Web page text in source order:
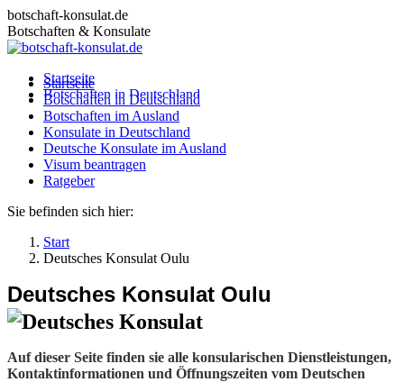
Zum
Inhalt
springen
botschaft-konsulat.de
Botschaften & Konsulate
Startseite
Botschaften in Deutschland
Botschaften im Ausland
Konsulate in Deutschland
Deutsche Konsulate im Ausland
Visum beantragen
Ratgeber
Startseite
Botschaften in Deutschland
Botschaften im Ausland
Konsulate in Deutschland
Deutsche Konsulate im Ausland
Visum beantragen
Ratgeber
Sie befinden sich hier:
Start
Deutsches Konsulat Oulu
Deutsches Konsulat Oulu
Auf dieser Seite finden sie alle konsularischen Dienstleistungen,
Kontaktinformationen und Öffnungszeiten vom Deutschen